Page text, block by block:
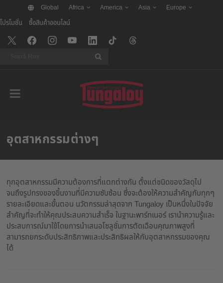
Global Africa America Asia Europe
โปรโมชั่น ซื้อสินค้าออนไลน์
อุตสาหกรรมต่างๆ
ทุกอุตสาหกรรมมีความต้องการที่แตกต่างกัน ตั้งแต่ชนิดของวัสดุไป
จนถึงรูปทรงของขิ้นงานที่มีความซับซ้อน ซึ่งจะต้องให้ความสำคัญกับทุกๆ
รายละเอียดและขั้นตอน นวัตกรรมล่าสุดจาก Tungaloy เป็นหนึ่งในปัจจัย
สำคัญที่จะทำให้คุณประสบความสำเร็จ ในฐานะพาร์ทเนอร์ เรานำความรู้และ
ประสบการณ์มาใช้โดยการนำเสนอโซลูชั่นการตัดเฉือนคุณภาพสูงที่
สามารถยกระดับประสิทธิภาพและประสิทธิผลให้กับอุตสาหกรรมของคุณ
ได้